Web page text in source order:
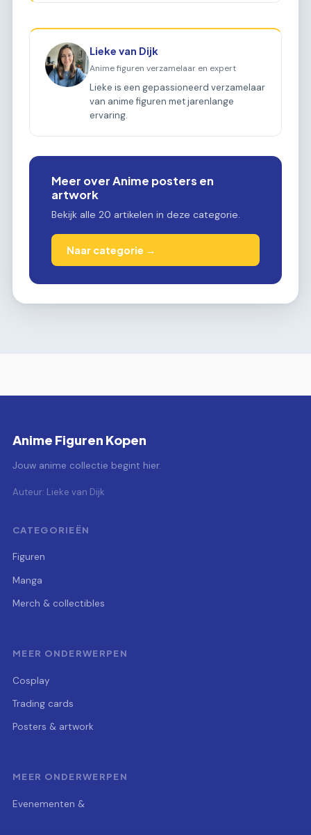
Lieke van Dijk
Anime figuren verzamelaar en expert
Lieke is een gepassioneerd verzamelaar
van anime figuren met jarenlange
ervaring.
Meer over Anime posters en
artwork
Bekijk alle 20 artikelen in deze categorie.
Naar categorie →
Anime Figuren Kopen
Jouw anime collectie begint hier.
Auteur: Lieke van Dijk
CATEGORIEËN
Figuren
Manga
Merch & collectibles
MEER ONDERWERPEN
Cosplay
Trading cards
Posters & artwork
MEER ONDERWERPEN
Evenementen &